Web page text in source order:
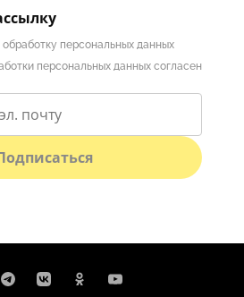
обработку персональных данных
персональных данных согласен